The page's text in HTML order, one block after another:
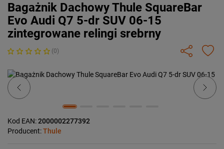
Bagażnik Dachowy Thule SquareBar
Evo Audi Q7 5-dr SUV 06-15
zintegrowane relingi srebrny
(0)
Previous Next
Kod EAN:2000002277392
Producent:Thule